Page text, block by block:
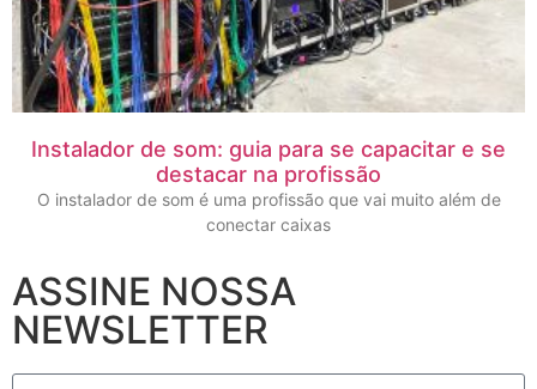
Instalador de som: guia para se capacitar e se
destacar na profissão
O instalador de som é uma profissão que vai muito além de
conectar caixas
ASSINE NOSSA
NEWSLETTER